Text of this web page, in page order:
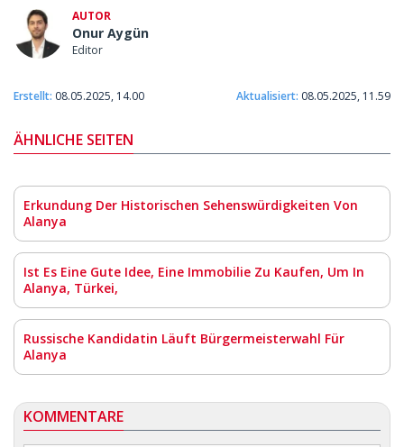
AUTOR
Onur Aygün
Editor
Erstellt: 08.05.2025, 14.00 Aktualisiert: 08.05.2025, 11.59
ÄHNLICHE SEITEN
Erkundung Der Historischen Sehenswürdigkeiten Von
Alanya
Ist Es Eine Gute Idee, Eine Immobilie Zu Kaufen, Um In
Alanya, Türkei,
Russische Kandidatin Läuft Bürgermeisterwahl Für
Alanya
KOMMENTARE